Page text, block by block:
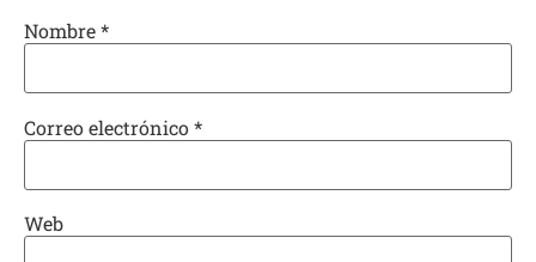
Nombre*
Correo electrónico*
Web